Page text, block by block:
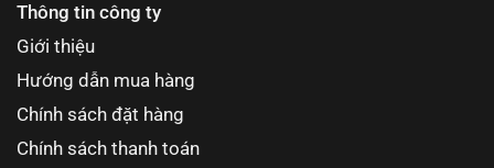
Thông tin công ty
Giới thiệu
Hướng dẫn mua hàng
Chính sách đặt hàng
Chính sách thanh toán